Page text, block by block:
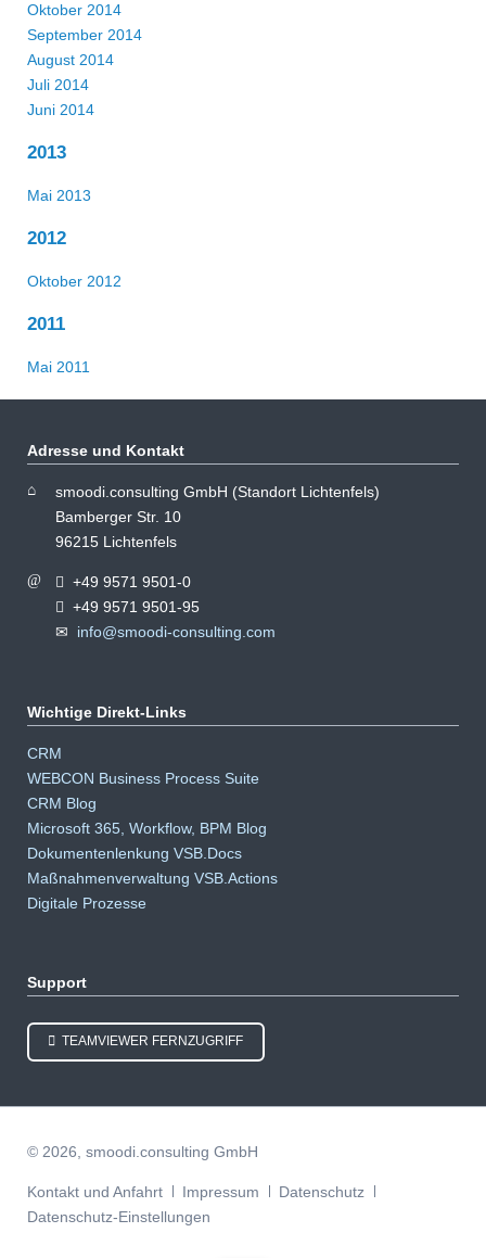
Oktober 2014
September 2014
August 2014
Juli 2014
Juni 2014
2013
Mai 2013
2012
Oktober 2012
2011
Mai 2011
Adresse und Kontakt
smoodi.consulting GmbH (Standort Lichtenfels)
Bamberger Str. 10
96215 Lichtenfels
+49 9571 9501-0
+49 9571 9501-95
info@smoodi-consulting.com
Wichtige Direkt-Links
Navigation
überspringen
CRM
WEBCON Business Process Suite
CRM Blog
Microsoft 365, Workflow, BPM Blog
Dokumentenlenkung VSB.Docs
Maßnahmenverwaltung VSB.Actions
Digitale Prozesse
Support
TEAMVIEWER FERNZUGRIFF
© 2026, smoodi.consulting GmbH
Navigation
überspringen
Kontakt und Anfahrt Impressum
Datenschutz
Datenschutz-Einstellungen